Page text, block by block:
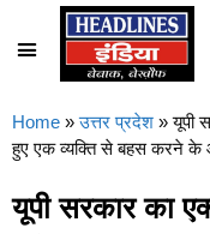
Home » उत्तर प्रदेश »यूपी
हुए एक व्यक्ति से बहस करने के
यूपी सरकार का